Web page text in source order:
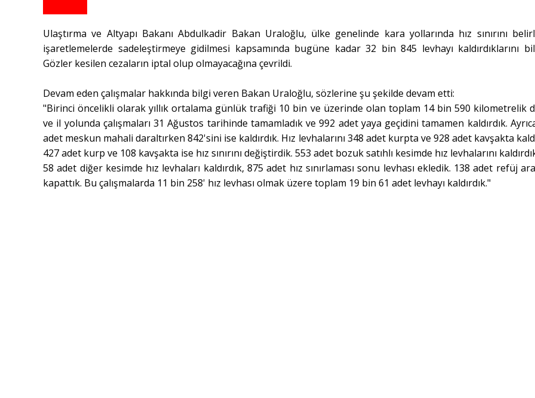
Ulaştırma ve Altyapı Bakanı Abdulkadir Bakan Uraloğlu, ülke genelinde kara yollarında hız sınırını
işaretlemelerde sadeleştirmeye gidilmesi kapsamında bugüne kadar 32 bin 845 levhayı kaldırdıklarını
Gözler kesilen cezaların iptal olup olmayacağına çevrildi.
Devam eden çalışmalar hakkında bilgi veren Bakan Uraloğlu, sözlerine şu şekilde devam etti:
"Birinci öncelikli olarak yıllık ortalama günlük trafiği 10 bin ve üzerinde olan toplam 14 bin 590 kilometrelik
ve il yolunda çalışmaları 31 Ağustos tarihinde tamamladık ve 992 adet yaya geçidini tamamen kaldırdık.
adet meskun mahali daraltırken 842'sini ise kaldırdık. Hız levhalarını 348 adet kurpta ve 928 adet kavşakta
427 adet kurp ve 108 kavşakta ise hız sınırını değiştirdik. 553 adet bozuk satıhlı kesimde hız levhalarını
58 adet diğer kesimde hız levhaları kaldırdık, 875 adet hız sınırlaması sonu levhası ekledik. 138 adet refüj
kapattık. Bu çalışmalarda 11 bin 258' hız levhası olmak üzere toplam 19 bin 61 adet levhayı kaldırdık."